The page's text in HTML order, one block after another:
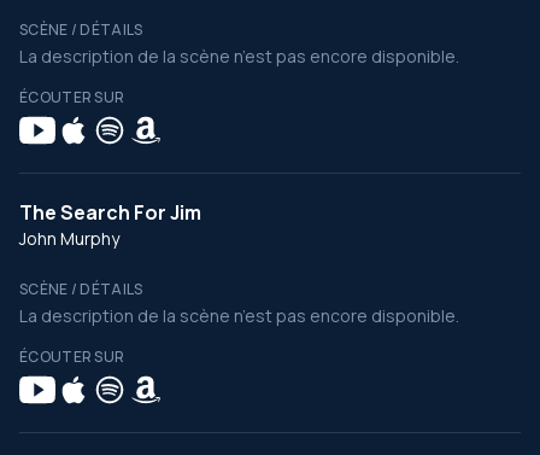
SCÈNE / DÉTAILS
La description de la scène n’est pas encore disponible.
ÉCOUTER SUR
The Search For Jim
John Murphy
SCÈNE / DÉTAILS
La description de la scène n’est pas encore disponible.
ÉCOUTER SUR